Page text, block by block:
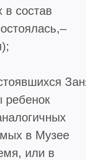
в состав
ребенок
в Музее
или в